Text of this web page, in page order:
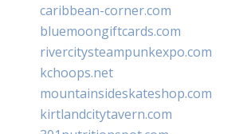
caribbean-corner.com
bluemoongiftcards.com
rivercitysteampunkexpo.com
kchoops.net
mountainsideskateshop.com
kirtlandcitytavern.com